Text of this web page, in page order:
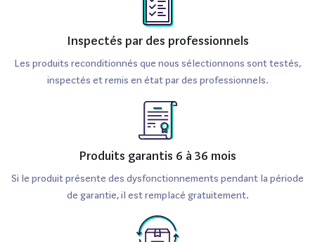
Inspectés par des professionnels
Les produits reconditionnés que nous sélectionnons sont testés,
inspectés et remis en état par des professionnels.
Produits garantis 6 à 36 mois
Si le produit présente des dysfonctionnements pendant la période
de garantie, il est remplacé gratuitement.